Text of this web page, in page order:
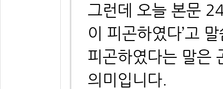
그런데 오늘 본문
이 피곤하였다’고
피곤하였다는 말은
의미입니다.